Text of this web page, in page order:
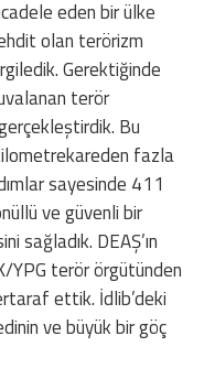
eden bir ülke
olan terörizm
Gerektiğinde
terör
Bu
fazla
sayesinde 411
ve güvenli bir
sağladık. DEAŞ’ın
YPG terör örgütünden
ettik. İdlib’deki
ve büyük bir göç